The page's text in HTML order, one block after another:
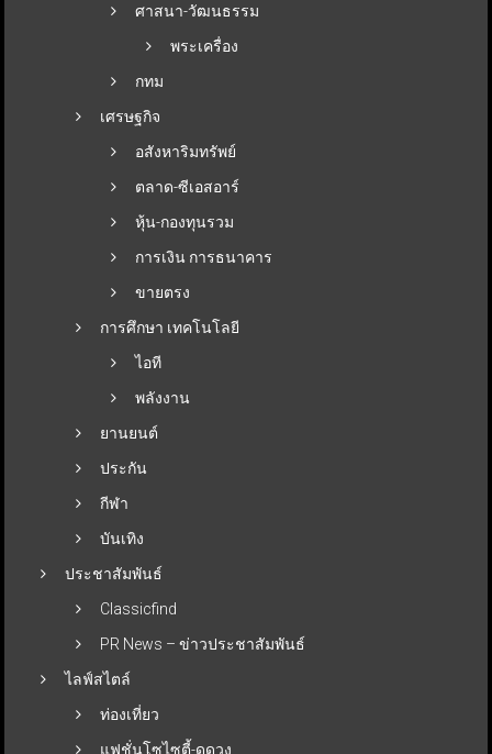
ศาสนา-วัฒนธรรม
พระเครื่อง
กทม
เศรษฐกิจ
อสังหาริมทรัพย์
ตลาด-ซีเอสอาร์
หุ้น-กองทุนรวม
การเงิน การธนาคาร
ขายตรง
การศึกษา เทคโนโลยี
ไอที
พลังงาน
ยานยนต์
ประกัน
กีฬา
บันเทิง
ประชาสัมพันธ์
Classicfind
PR News – ข่าวประชาสัมพันธ์
ไลฟ์สไตล์
ท่องเที่ยว
แฟชั่นโซไซตี้-ดูดวง